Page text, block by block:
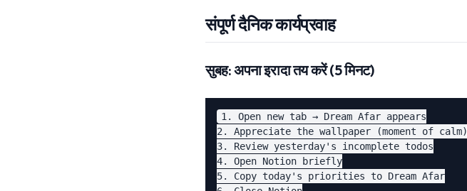
संपूर्ण दैनिक कार्यप्रवाह
सुबह: अपना इरादा तय करें (5 मिनट)
1. Open new tab → Dream Afar appears
2. Appreciate the wallpaper (moment of calm)
3. Review yesterday's incomplete todos
4. Open Notion briefly
5. Copy today's priorities to Dream Afar